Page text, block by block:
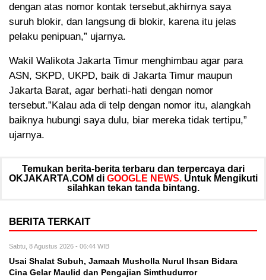
dengan atas nomor kontak tersebut,akhirnya saya
suruh blokir, dan langsung di blokir, karena itu jelas
pelaku penipuan,” ujarnya.
Wakil Walikota Jakarta Timur menghimbau agar para
ASN, SKPD, UKPD, baik di Jakarta Timur maupun
Jakarta Barat, agar berhati-hati dengan nomor
tersebut.”Kalau ada di telp dengan nomor itu, alangkah
baiknya hubungi saya dulu, biar mereka tidak tertipu,”
ujarnya.
Temukan berita-berita terbaru dan terpercaya dari
OKJAKARTA.COM di GOOGLE NEWS. Untuk Mengikuti
silahkan tekan tanda bintang.
BERITA TERKAIT
Sabtu, 8 Agustus 2026 - 06:44 WIB
Usai Shalat Subuh, Jamaah Musholla Nurul Ihsan Bidara
Cina Gelar Maulid dan Pengajian Simthudurror